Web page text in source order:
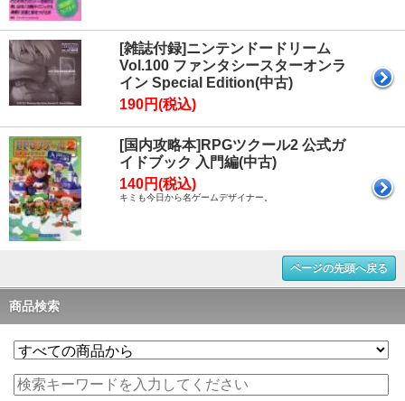
[雑誌付録]ニンテンドードリーム
Vol.100 ファンタシースターオンラ
イン Special Edition(中古)
190円(税込)
[国内攻略本]RPGツクール2 公式ガ
イドブック 入門編(中古)
140円(税込)
キミも今日から名ゲームデザイナー。
ページの先頭へ戻る
商品検索